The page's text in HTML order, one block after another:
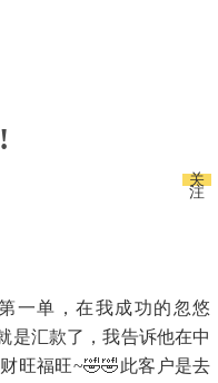
关
注
一单，在我成功的忽悠
是汇款了，我告诉他在中
旺福旺~🤣🤣此客户是去